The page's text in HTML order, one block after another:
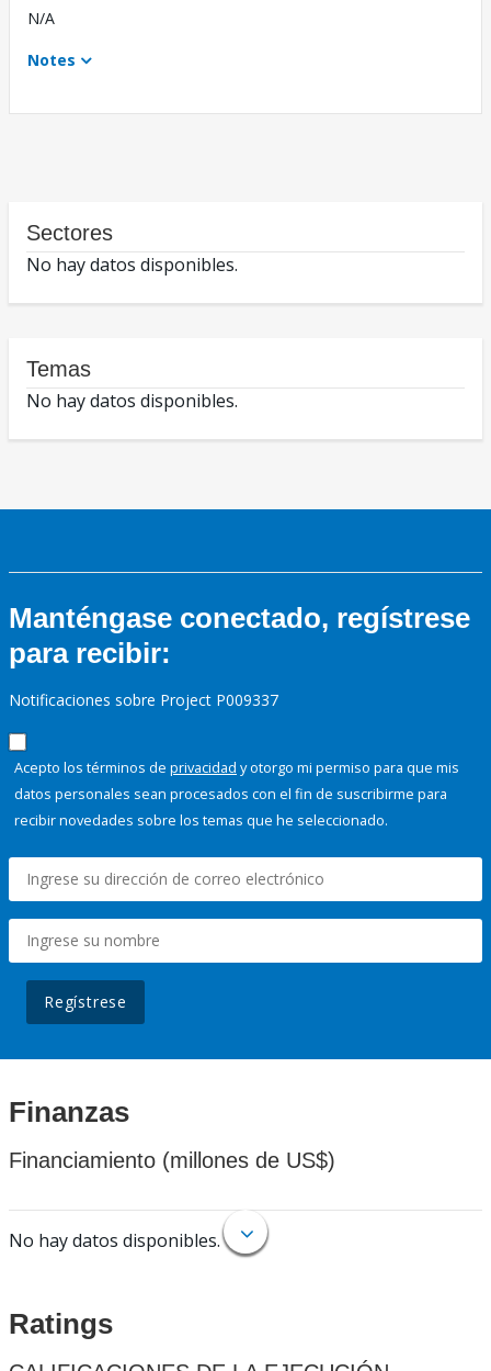
N/A
Notes
Sectores
No hay datos disponibles.
Temas
No hay datos disponibles.
Manténgase conectado, regístrese
para recibir:
Notificaciones sobre Project P009337
Acepto los términos de privacidad y otorgo mi permiso para que mis
datos personales sean procesados con el fin de suscribirme para
recibir novedades sobre los temas que he seleccionado.
Regístrese
Finanzas
Financiamiento (millones de US$)
No hay datos disponibles.
Ratings